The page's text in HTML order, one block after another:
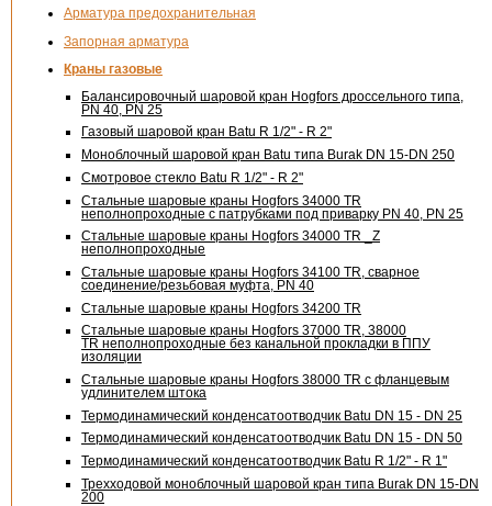
Арматура предохранительная
Запорная арматура
Краны газовые
Балансировочный шаровой кран Hogfors дроссельного типа,
PN 40, PN 25
Газовый шаровой кран Batu R 1/2" - R 2"
Моноблочный шаровой кран Batu типа Burak DN 15-DN 250
Смотровое стекло Batu R 1/2" - R 2"
Стальные шаровые краны Hogfors 34000 TR
неполнопроходные с патрубками под приварку PN 40, PN 25
Стальные шаровые краны Hogfors 34000 TR _Z
неполнопроходные
Стальные шаровые краны Hogfors 34100 TR, сварное
соединение/резьбовая муфта, PN 40
Стальные шаровые краны Hogfors 34200 TR
Стальные шаровые краны Hogfors 37000 TR, 38000
TR неполнопроходные без канальной прокладки в ППУ
изоляции
Стальные шаровые краны Hogfors 38000 TR с фланцевым
удлинителем штока
Термодинамический конденсатоотводчик Batu DN 15 - DN 25
Термодинамический конденсатоотводчик Batu DN 15 - DN 50
Термодинамический конденсатоотводчик Batu R 1/2" - R 1"
Трехходовой моноблочный шаровой кран типа Burak DN 15-DN
200